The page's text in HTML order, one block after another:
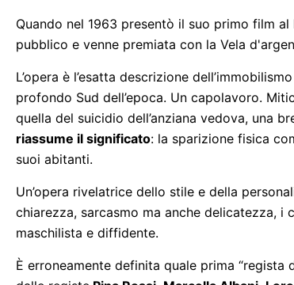
Quando nel 1963 presentò il suo primo film al
pubblico e venne premiata con la Vela
L’opera è l’esatta descrizione
profondo Sud dell’epoca. Un capolavoro.
quella del suicidio dell’anziana vedova, una
riassume il significato: la sparizione fisica
suoi abitanti.
Un’opera rivelatrice dello stile e della
chiarezza, sarcasmo ma anche delicatezza,
maschilista e diffidente.
È erroneamente definita quale prima “regista